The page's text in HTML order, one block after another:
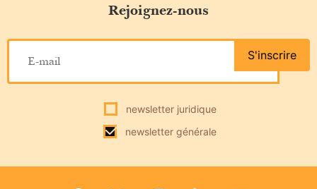
Rejoignez-nous
newsletter juridique
newsletter générale
S'inscrire